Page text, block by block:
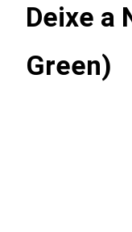
Deixe a
Green)